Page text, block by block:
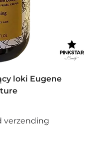
loki Eugene
verzending